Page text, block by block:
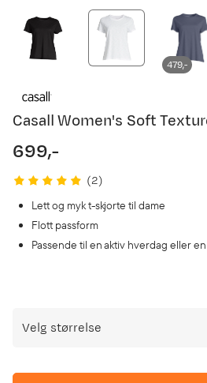
479,-
Casall Women's Soft
price
699,-
(2)
Lett og myk t-skjorte til dame
Flott passform
Passende til en aktiv hverdag eller
Velg størrelse